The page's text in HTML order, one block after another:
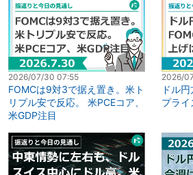
2026/07/30 07:55
FOMCは9対3で据え置き。米ト
リプル安で反応。 米PCEコア、
米GDP注目
2026/
ドル
プライ